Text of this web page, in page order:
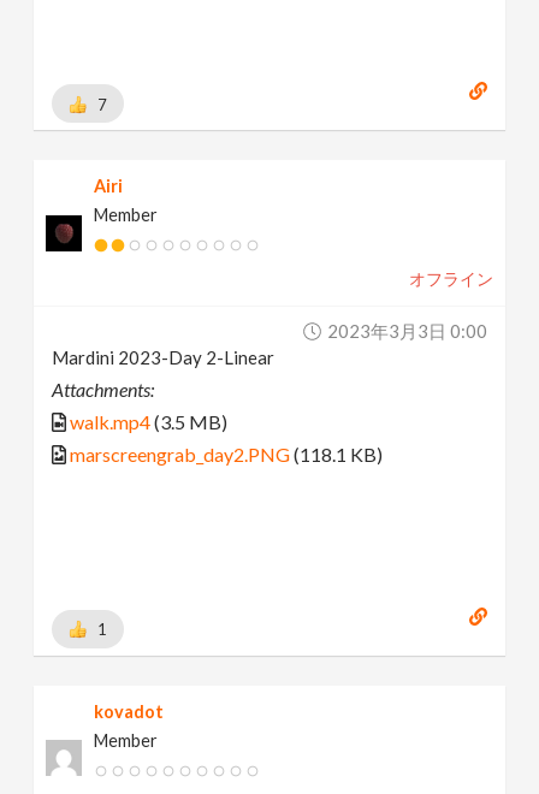
7
Airi
Member
オフライン
2023年3月3日 0:00
Mardini 2023-Day 2-Linear
Attachments:
walk.mp4(3.5 MB)
marscreengrab_day2.PNG(118.1 KB)
1
kovadot
Member